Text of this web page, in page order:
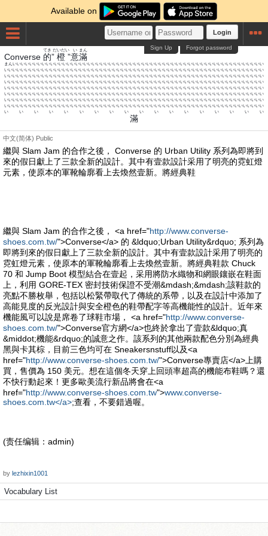
Available on
Login
Forgot password
Sign Up
Converse 的
てき
” 橙
だいだい
”意
い
滿
まん
滿
まんいいいいいいいいいいいいいいいいいいいいいいいいいいいいいいいいいいいいいいいいいいいいいいいいいいいいいいいいいいいい
いいいいいいいいいいいいいいいいいいいいいいいいいいいいいいいいいいいいいいいいいいいいいいいいいいいいいいいいいいいいいい
いいいいいいいいいいいいいいいいいいいいいいいいいいいいいいいいいいいいいいいいいいいいいいいいいいいいいいいいいいいいいい
いいいいいいいいいいいいいいいいいいいいいいいいいいいいいいいいいいいいいいいいいいいいいいいいいいいいいいいいいいいいいい
いいいいいいいいいいいいいいいいいいいいいいいいいいいいいいいいいいいいいいいいいいいいいいいいいいいいいいいいいいいいいい
いいいいいいいいいいいいいいいいいいいいいいいいいいいいいいいいいいいいいいいいいいいいいいいいいいいいいいいいいいいいいい
いいいいいいいいいいいいいいいいいいいいいいいいいいいいいいいいいいいいいいいいいいいいいいいいいいいいいいいいいいいいいい
いいいいいいいいいいいいいいいいいいいいいいいいいいいいいいいいいいいいいいいいいいいいいいいいいいいいいいいいいいいいいい
いいいいいいいいいいいいいいいいいい
中文(简体) Public
繼與 Slam Jam 的合作之後， Converse 的 Urban Utility 系列為即將到
來的假日獻上了三款全新的設計。其中有壹款設計采用了明亮的霓虹燈
元素，使原本的軍靴輪廓看上去煥然壹新。將經典鞋
繼與 Slam Jam 的合作之後， <a href="http://www.converse-
shoes.com.tw/">Converse</a> 的 &ldquo;Urban Utility&rdquo; 系列為
即將到來的假日獻上了三款全新的設計。其中有壹款設計采用了明亮的
霓虹燈元素，使原本的軍靴輪廓看上去煥然壹新。將經典鞋款 Chuck
70 和 Jump Boot 模型結合在壹起，采用將防水織物和網眼鑲嵌在鞋面
上，利用 GORE-TEX 密封技術保證不受潮&mdash;&mdash;該鞋款的
亮點不勝枚舉，包括以松緊帶取代了傳統的系帶，以及在設計中添加了
高能見度的反光設計與安全橙色的鞋帶配字等高機能性的設計。近年來
機能風可以說是席卷了球鞋市場， <a href="http://www.converse-
shoes.com.tw/">Converse官方網</a>也終於拿出了壹款&ldquo;真
&middot;機能&rdquo;的誠意之作。該系列的其他兩款配色分別為經典
黑與卡其棕，目前三色均可在 Sneakersnstuff以及<a
href="http://www.converse-shoes.com.tw/">Converse專賣店</a>上購
買，售價為 150 美元。想在這個冬天穿上回頭率超高的機能布鞋嗎？還
不快行動起來！更多歐美流行新品將會在<a
href="http://www.converse-shoes.com.tw">www.converse-
shoes.com.tw</a>;查看，不要錯過喔。
(责任编辑：admin)
by lezhixin1001
Vocabulary List